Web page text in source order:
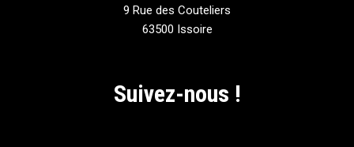
9 Rue des Couteliers
63500 Issoire
Suivez-nous !